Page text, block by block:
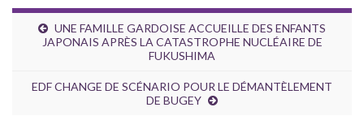
UNE FAMILLE GARDOISE ACCUEILLE DES ENFANTS
JAPONAIS APRÈS LA CATASTROPHE NUCLÉAIRE DE
FUKUSHIMA
EDF CHANGE DE SCÉNARIO POUR LE DÉMANTÈLEMENT
DE BUGEY